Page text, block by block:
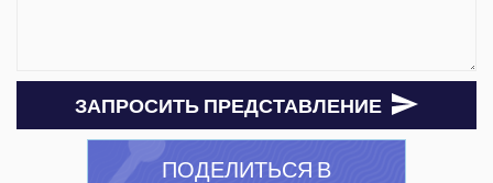
ЗАПРОСИТЬ ПРЕДСТАВЛЕНИЕ
ПОДЕЛИТЬСЯ В